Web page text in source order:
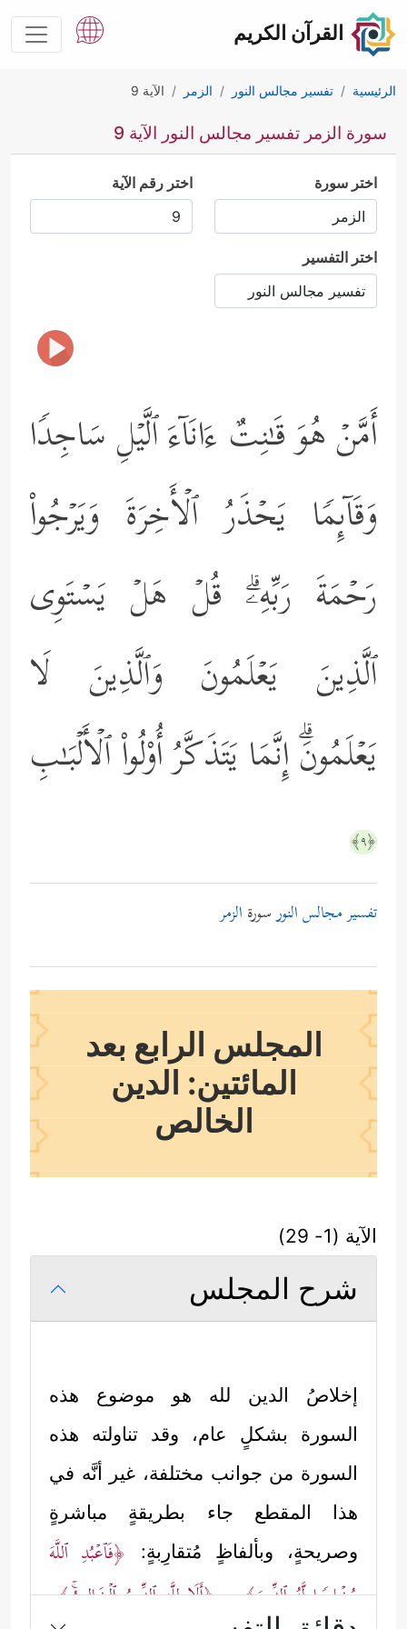
القرآن الكريم
الرئيسية تفسير مجالس النور الزمر الآية 9
سورة الزمر تفسير مجالس النور الآية 9
اختر سورة اختر رقم الآية
اختر التفسير
أَمَّنۡ هُوَ قَـٰنِتٌ ءَانَاۤءَ ٱلَّیۡلِ سَاجِدࣰا
وَقَاۤىِٕمࣰا یَحۡذَرُ ٱلۡأَخِرَةَ وَیَرۡجُواْ
رَحۡمَةَ رَبِّهِۦۗ قُلۡ هَلۡ یَسۡتَوِی
ٱلَّذِینَ یَعۡلَمُونَ وَٱلَّذِینَ لَا
یَعۡلَمُونَۗ إِنَّمَا یَتَذَكَّرُ أُوْلُواْ ٱلۡأَلۡبَـٰبِ
﴿٩﴾
تفسير مجالس النورسورة الزمر
المجلس الرابع بعد
المائتين: الدين
الخالص
الآية (1- 29)
شرح المجلس
إخلاصُ الدين لله هو موضوع هذه
السورة بشكلٍ عام، وقد تناولته هذه
السورة من جوانب مختلفة، غير أنَّه في
هذا المقطع جاء بطريقةٍ مباشرةٍ
وصريحةٍ، وبألفاظٍ مُتقارِبةٍ:
﴿فَٱعۡبُدِ ٱللَّهَ
مُخۡلِصࣰا لَّهُ ٱلدِّینَ﴾، و﴿أَلَا لِلَّهِ ٱلدِّینُ ٱلۡخَالِصُۚ﴾،